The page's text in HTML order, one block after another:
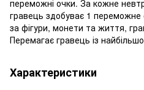
переможні очки. За кожне
гравець здобуває 1 переможне
за фігури, монети та життя,
Перемагає гравець із
Характеристики